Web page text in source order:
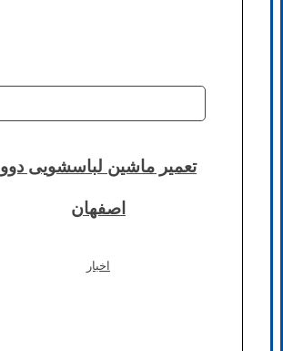
تعمیر ماشین لباسشویی دوو
اصفهان
اخبار